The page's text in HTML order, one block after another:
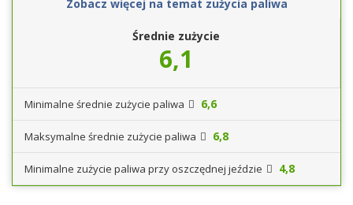
Średnie zużycie
6,1
Minimalne średnie zużycie paliwa 6,6
Maksymalne średnie zużycie paliwa 6,8
Minimalne zużycie paliwa przy oszczędnej jeździe 4,8
Zobacz więcej na temat zużycia paliwa